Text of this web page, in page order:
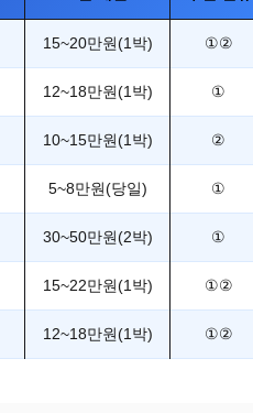
15~20만원(1박) ①②
12~18만원(1박) ①
10~15만원(1박) ②
5~8만원(당일) ①
30~50만원(2박) ①
15~22만원(1박) ①②
12~18만원(1박) ①②